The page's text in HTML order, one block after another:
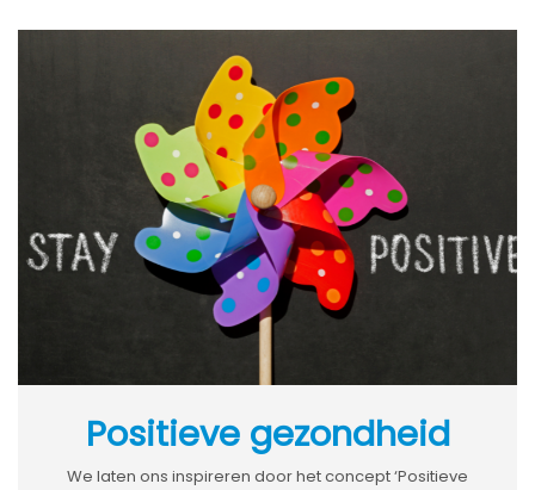
Positieve gezondheid
We laten ons inspireren door het concept ‘Positieve